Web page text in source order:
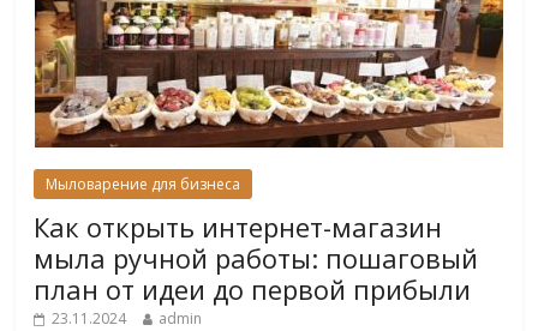
Мыловарение для бизнеса
Как открыть интернет-магазин
мыла ручной работы: пошаговый
план от идеи до первой прибыли
23.11.2024 admin